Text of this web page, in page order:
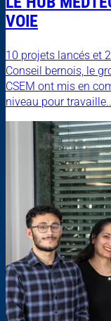
VOIE
10 projets lancés et
Conseil bernois, le
CSEM ont mis en
niveau pour